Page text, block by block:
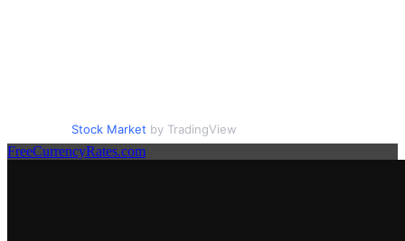
Stock Market by TradingView
FreeCurrencyRates.com